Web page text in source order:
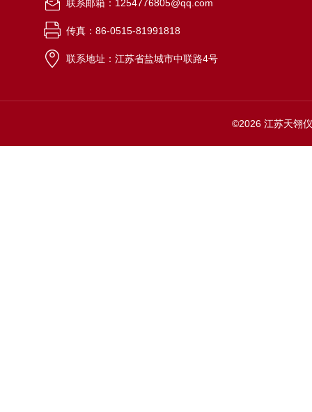
联系邮箱：1254776805@qq.com
传真：86-0515-81991818
联系地址：江苏省盐城市中联路4号
©2026 江苏天翎